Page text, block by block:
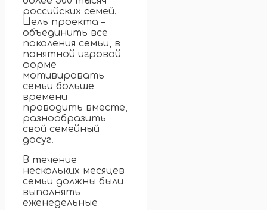
российских семей.
Цель проекта –
объединить все
поколения семьи, в
понятной игровой
форме
мотивировать
семьи больше
времени
проводить вместе,
разнообразить
свой семейный
досуг.
В течение
нескольких месяцев
семьи должны были
выполнять
еженедельные